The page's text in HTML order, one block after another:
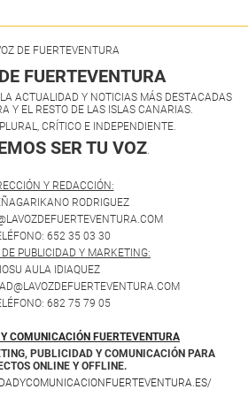
DE FUERTEVENTURA
FUERTEVENTURA
ACTUALIDAD Y NOTICIAS MÁS DESTACADAS
Y EL RESTO DE LAS ISLAS CANARIAS.
CRÍTICO E INDEPENDIENTE.
SER TU VOZ.
Y REDACCIÓN:
RODRIGUEZ
652 35 03 30
PUBLICIDAD Y MARKETING:
IOSU AULA IDIAQUEZ
682 75 79 05
COMUNICACIÓN FUERTEVENTURA
PUBLICIDAD Y COMUNICACIÓN PARA
ONLINE Y OFFLINE.